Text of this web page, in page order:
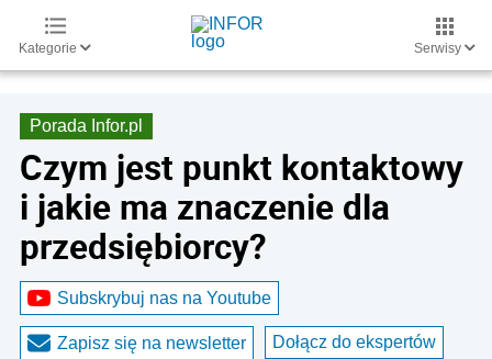
Kategorie Serwisy
Porada Infor.pl
Czym jest punkt kontaktowy
i jakie ma znaczenie dla
przedsiębiorcy?
Subskrybuj nas na Youtube
Zapisz się na newsletter Dołącz do ekspertów